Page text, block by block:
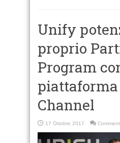
Unify
proprio
Program
Channel
17 Ottobre 2017